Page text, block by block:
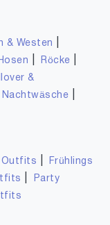
& Westen
Röcke
&
Outfits
Frühlings
Party